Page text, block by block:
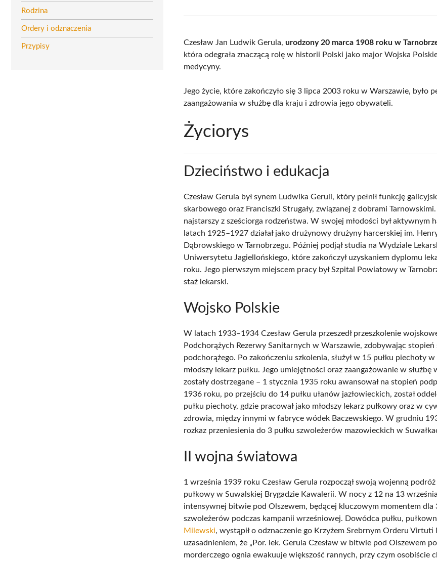
Rodzina
Ordery i odznaczenia
Przypisy
(Twitter)
Czesław Jan Ludwik Gerula,urodzony 20 marca 1908 roku w
która odegrała znaczącą rolę w historii Polski jako major Wojska
medycyny.
Jego życie, które zakończyło się 3 lipca 2003 roku w Warszawie, było
zaangażowania w służbę dla kraju i zdrowia jego obywateli.
Życiorys
Dzieciństwo i edukacja
Czesław Gerula był synem Ludwika Geruli, który pełnił funkcję
skarbowego oraz Franciszki Strugały, związanej z dobrami
najstarszy z sześciorga rodzeństwa. W swojej młodości był aktywnym
latach 1925–1927 działał jako drużynowy drużyny harcerskiej im.
Dąbrowskiego w Tarnobrzegu. Później podjął studia na Wydziale
Uniwersytetu Jagiellońskiego, które zakończył uzyskaniem dyplomu
roku. Jego pierwszym miejscem pracy był Szpital Powiatowy w
staż lekarski.
Wojsko Polskie
W latach 1933–1934 Czesław Gerula przeszedł przeszkolenie
Podchorążych Rezerwy Sanitarnych w Warszawie, zdobywając stopień
podchorążego. Po zakończeniu szkolenia, służył w 15 pułku piechoty
młodszy lekarz pułku. Jego umiejętności oraz zaangażowanie w służbę
zostały dostrzegane – 1 stycznia 1935 roku awansował na stopień
1936 roku, po przejściu do 14 pułku ułanów jazłowieckich, został
pułku piechoty, gdzie pracował jako młodszy lekarz pułkowy oraz w
zdrowia, między innymi w fabryce wódek Baczewskiego. W grudniu
rozkaz przeniesienia do 3 pułku szwoleżerów mazowieckich w
II wojna światowa
1 września 1939 roku Czesław Gerula rozpoczął swoją wojenną
pułkowy w Suwalskiej Brygadzie Kawalerii. W nocy z 12 na 13 września
intensywnej bitwie pod Olszewem, będącej kluczowym momentem dla
szwoleżerów podczas kampanii wrześniowej. Dowódca pułku,
Milewski, wystąpił o odznaczenie go Krzyżem Srebrnym Orderu
uzasadnieniem, że „Por. lek. Gerula Czesław w bitwie pod Olszewem
morderczego ognia ewakuuje większość rannych, przy czym osobiście